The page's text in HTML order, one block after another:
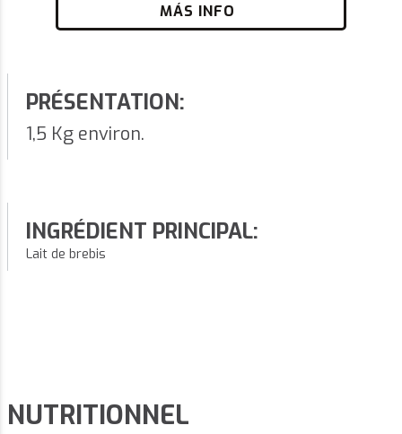
MÁS INFO
PRÉSENTATION:
1,5 Kg environ.
INGRÉDIENT PRINCIPAL:
Lait de brebis
NUTRITIONNEL